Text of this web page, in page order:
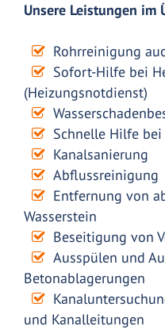
Unsere Leistungen im
Rohrreinigung
Sofort-Hilfe bei
(Heizungsnotdienst)
Schnelle Hilfe
Kanalsanierung
Abflussreinigung
Entfernung von
Wasserstein
Beseitigung von
Ausspülen und
Betonablagerungen
und Kanalleitungen